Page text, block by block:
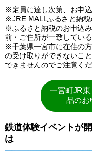
※定員に達し次第、お申
※JRE MALLふるさと納税
※ふるさと納税のお申込
前・ご住所が一致してい
※千葉県一宮市に在住の
の受け取りができないこ
できませんのでご注意くだ
一宮町JR
品のお
鉄道体験イベントが
は